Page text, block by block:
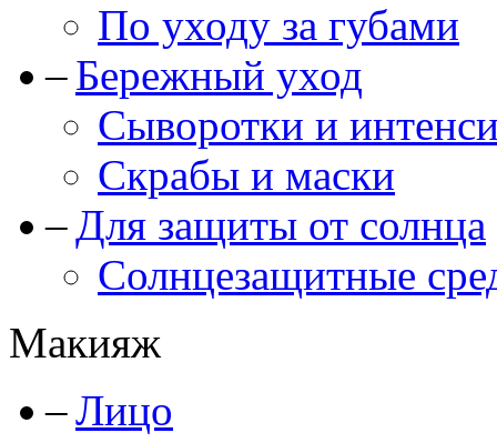
По уходу за губами
Бережный уход
Сыворотки и
Скрабы и маски
Для защиты от солнца
Солнцезащитные
Макияж
Лицо